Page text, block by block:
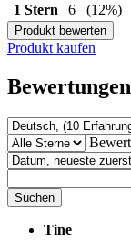
1 Stern
6 (12%)
Produkt bewerten
Produkt kaufen
Suchen
Tine